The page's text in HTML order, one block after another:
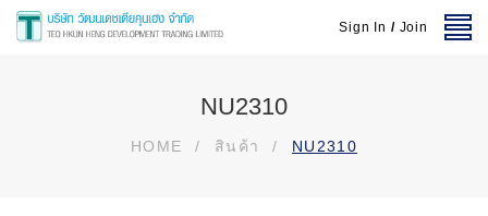
Sign In / Join
NU2310
HOME / สินค้า / NU2310